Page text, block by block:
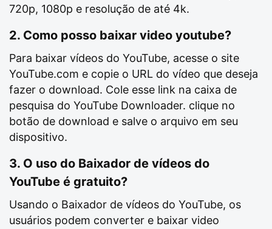
720p, 1080p e resolução de até 4k.
2. Como posso baixar video youtube?
Para baixar vídeos do YouTube, acesse o site
YouTube.com e copie o URL do vídeo que deseja
fazer o download. Cole esse link na caixa de
pesquisa do YouTube Downloader. clique no
botão de download e salve o arquivo em seu
dispositivo.
3. O uso do Baixador de vídeos do
YouTube é gratuito?
Usando o Baixador de vídeos do YouTube, os
usuários podem converter e baixar video